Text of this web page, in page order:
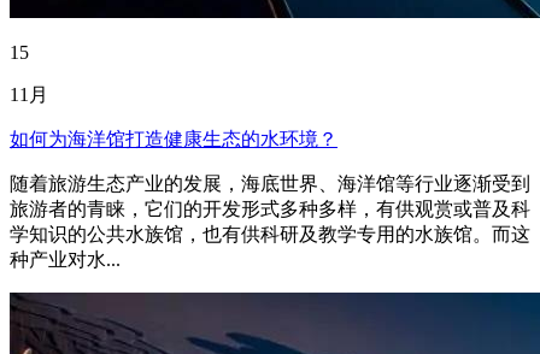
15
11月
如何为海洋馆打造健康生态的水环境？
随着旅游生态产业的发展，海底世界、海洋馆等行业逐渐受到
旅游者的青睐，它们的开发形式多种多样，有供观赏或普及科
学知识的公共水族馆，也有供科研及教学专用的水族馆。而这
种产业对水...